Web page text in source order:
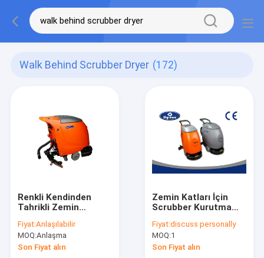
Walk Behind Scrubber Dryer (172)
Renkli Kendinden
Tahrikli Zemin
Makineleri / Depo
Scrubber
Kurutucunun
Fiyat:Anlaşılabilir
MOQ:Anlaşma
Son Fiyat alın
Zemin Katları İçin
Scrubber Kurutma
Orta Sertlik Yürüyüşü
Fiyat:discuss personally
MOQ:1
Son Fiyat alın